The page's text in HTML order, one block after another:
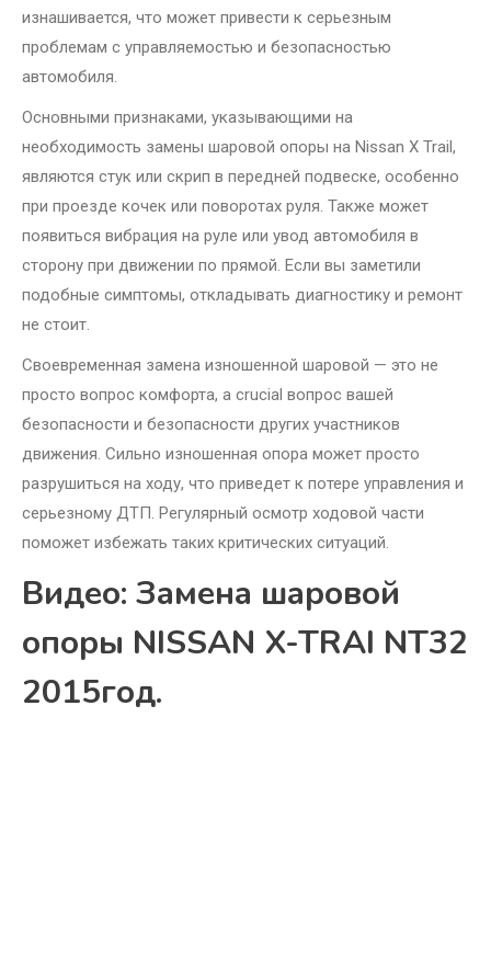
изнашивается, что может привести к серьезным
проблемам с управляемостью и безопасностью
автомобиля.
Основными признаками, указывающими на
необходимость замены шаровой опоры на Nissan X Trail,
являются стук или скрип в передней подвеске, особенно
при проезде кочек или поворотах руля. Также может
появиться вибрация на руле или увод автомобиля в
сторону при движении по прямой. Если вы заметили
подобные симптомы, откладывать диагностику и ремонт
не стоит.
Своевременная замена изношенной шаровой — это не
просто вопрос комфорта, а crucial вопрос вашей
безопасности и безопасности других участников
движения. Сильно изношенная опора может просто
разрушиться на ходу, что приведет к потере управления и
серьезному ДТП. Регулярный осмотр ходовой части
поможет избежать таких критических ситуаций.
Видео: Замена шаровой
опоры NISSAN X-TRAI NT32
2015год.